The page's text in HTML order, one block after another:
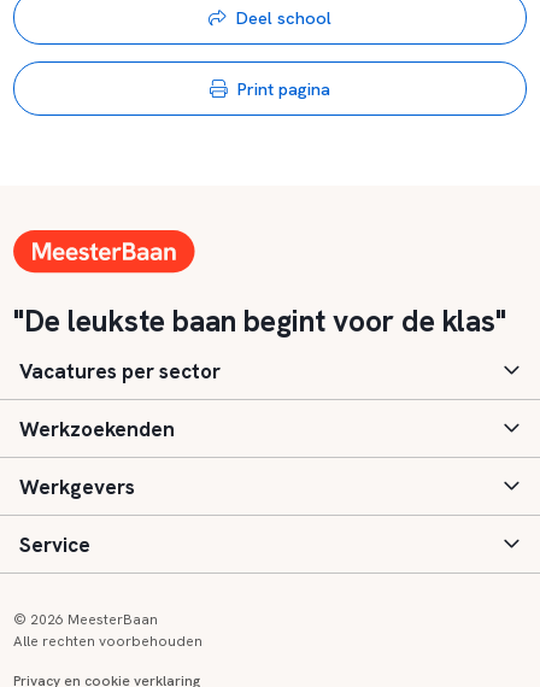
Deel school
Print pagina
"De leukste baan begint voor de klas"
Vacatures per sector
Basisonderwijs
Speciaal (basis) onderwijs
Voortgezet onderwijs
Werkzoekenden
Aanmelden
Vacatures
Werkgevers
Inloggen
Service
© 2026 MeesterBaan
Alle rechten voorbehouden
Privacy en cookie verklaring